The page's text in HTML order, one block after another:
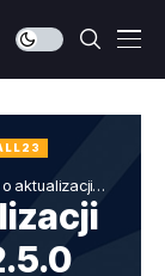
aktualizacji
v2.5.0